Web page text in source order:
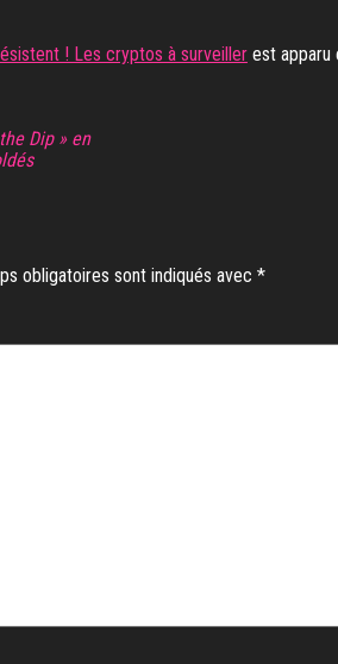
! Les cryptos à surveiller est apparu
Dip » en
obligatoires sont indiqués avec *